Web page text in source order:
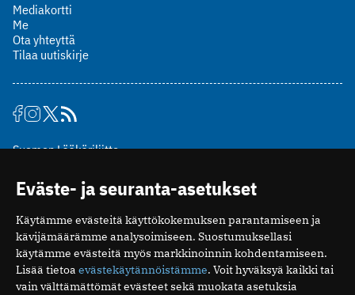
Mediakortti
Me
Ota yhteyttä
Tilaa uutiskirje
Suomen Lääkäriliitto
00510 Helsinki
puh. (09) 393 091
toimitus@potilaanlaakarilehti.fi
ISSN 2323-9476
Eväste- ja seuranta-asetukset
Käytämme evästeitä käyttökokemuksen parantamiseen ja
kävijämäärämme analysoimiseen. Suostumuksellasi
käytämme evästeitä myös markkinoinnin kohdentamiseen.
Lisää tietoa evästekäytännöistämme. Voit hyväksyä kaikki tai
vain välttämättömät evästeet sekä muokata asetuksia